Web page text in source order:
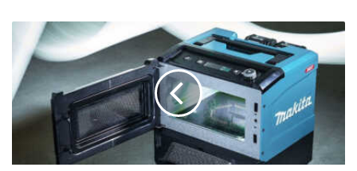
Makita
lance
son
micro-
ondes
nomade
sur
batteries